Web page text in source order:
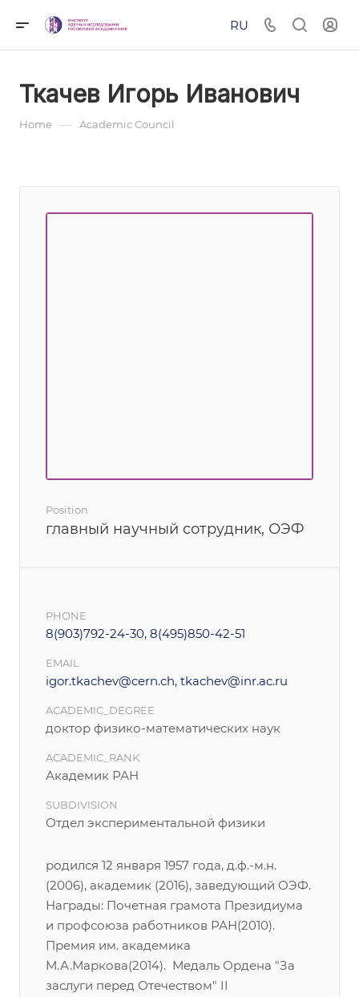
RU
Ткачев Игорь Иванович
Home — Academic Council
Position
главный научный сотрудник, ОЭФ
PHONE
8(903)792-24-30, 8(495)850-42-51
EMAIL
igor.tkachev@cern.ch, tkachev@inr.ac.ru
ACADEMIC_DEGREE
доктор физико-математических наук
ACADEMIC_RANK
Академик РАН
SUBDIVISION
Отдел экспериментальной физики
родился 12 января 1957 года, д.ф.-м.н.
(2006), академик (2016), заведующий ОЭФ.
Награды: Почетная грамота Президиума
и профсоюза работников РАН(2010).
Премия им. академика
М.А.Маркова(2014). Медаль Ордена "За
заслуги перед Отечеством" II